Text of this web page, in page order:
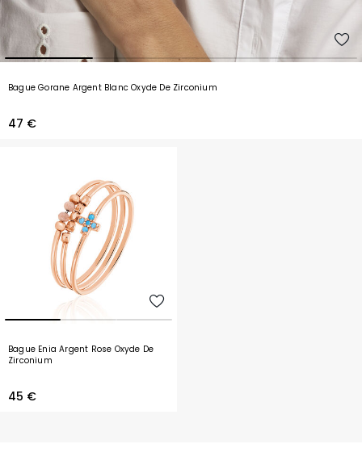
Bague Gorane Argent Blanc Oxyde De Zirconium
47 €
Bague Enia Argent Rose Oxyde De
Zirconium
45 €